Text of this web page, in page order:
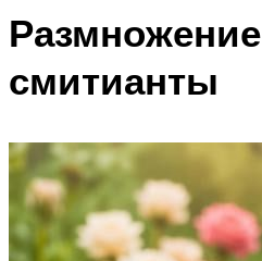
Размножение
смитианты